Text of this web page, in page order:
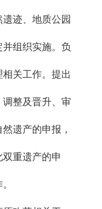
迹、地质公园
组织实施。负
关工作。提出
整及晋升、审
遗产的申报，
重遗产的申